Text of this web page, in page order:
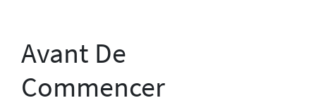
Avant De
Commencer